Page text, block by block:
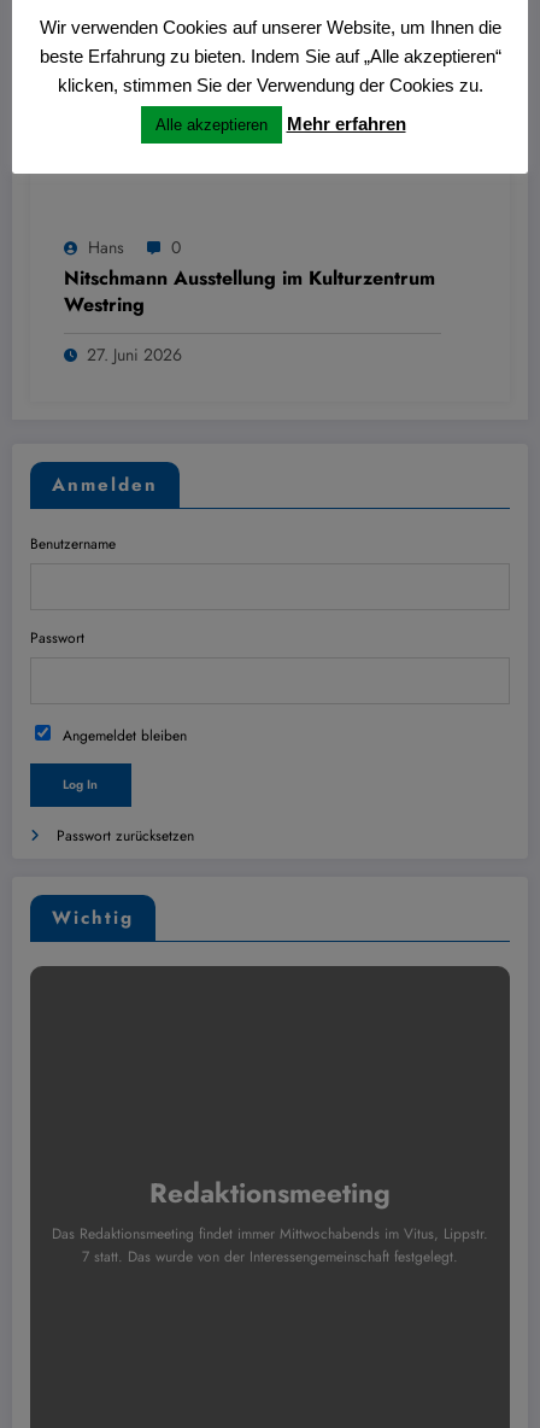
Hans 0
Nitschmann Ausstellung im Kulturzentrum
Westring
27. Juni 2026
Anmelden
Benutzername
Passwort
Angemeldet bleiben
Passwort zurücksetzen
Wichtig
Redaktionsmeeting
Das Redaktionsmeeting findet immer Mittwochabends im Vitus, Lippstr.
7 statt. Das wurde von der Interessengemeinschaft festgelegt.
Wir verwenden Cookies auf unserer Website, um Ihnen die
beste Erfahrung zu bieten. Indem Sie auf „Alle akzeptieren“
klicken, stimmen Sie der Verwendung der Cookies zu.
Alle akzeptieren Mehr erfahren